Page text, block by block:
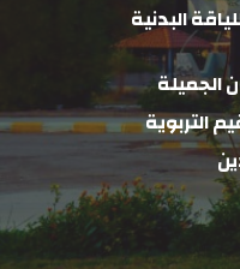
الجميلة
التربوية